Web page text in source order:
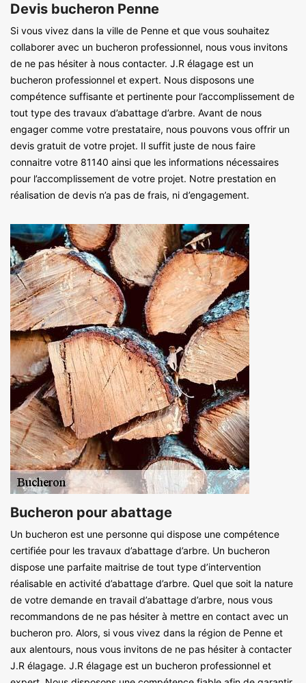
Devis bucheron Penne
Si vous vivez dans la ville de Penne et que vous souhaitez
collaborer avec un bucheron professionnel, nous vous invitons
de ne pas hésiter à nous contacter. J.R élagage est un
bucheron professionnel et expert. Nous disposons une
compétence suffisante et pertinente pour l’accomplissement de
tout type des travaux d’abattage d’arbre. Avant de nous
engager comme votre prestataire, nous pouvons vous offrir un
devis gratuit de votre projet. Il suffit juste de nous faire
connaitre votre 81140 ainsi que les informations nécessaires
pour l’accomplissement de votre projet. Notre prestation en
réalisation de devis n’a pas de frais, ni d’engagement.
Bucheron pour abattage
Un bucheron est une personne qui dispose une compétence
certifiée pour les travaux d’abattage d’arbre. Un bucheron
dispose une parfaite maitrise de tout type d’intervention
réalisable en activité d’abattage d’arbre. Quel que soit la nature
de votre demande en travail d’abattage d’arbre, nous vous
recommandons de ne pas hésiter à mettre en contact avec un
bucheron pro. Alors, si vous vivez dans la région de Penne et
aux alentours, nous vous invitons de ne pas hésiter à contacter
J.R élagage. J.R élagage est un bucheron professionnel et